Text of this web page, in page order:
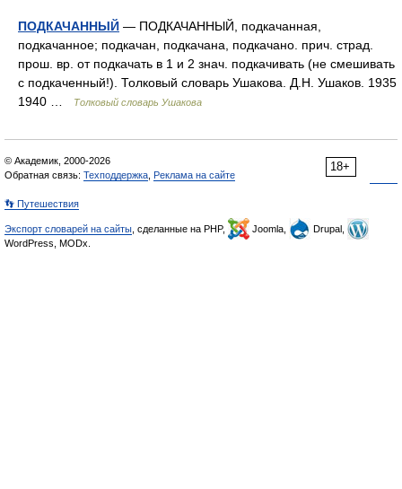
ПОДКАЧАННЫЙ — ПОДКАЧАННЫЙ, подкачанная,
подкачанное; подкачан, подкачана, подкачано. прич. страд.
прош. вр. от подкачать в 1 и 2 знач. подкачивать (не смешивать
с подкаченный!). Толковый словарь Ушакова. Д.Н. Ушаков. 1935
1940 …
Толковый словарь Ушакова
18+
© Академик, 2000-2026
Обратная связь: Техподдержка Реклама на сайте
👣 Путешествия
Экспорт словарей на сайты , сделанные на PHP, Joomla,
Drupal,
WordPress, MODx.